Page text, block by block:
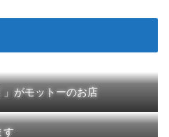
」がモットーのお店
す